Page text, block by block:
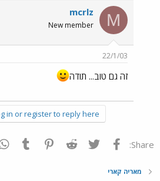
M
mcrlz
New member
22/1/03
זה גם טוב... תודה
in or register to reply here.
Share: פייסבוק Twitter
Reddit
Pinterest
מאריה קארי